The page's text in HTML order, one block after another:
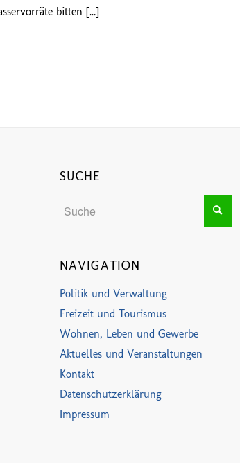
bitten […]
SUCHE
NAVIGATION
Politik und Verwaltung
Freizeit und Tourismus
Wohnen, Leben und Gewerbe
Aktuelles und Veranstaltungen
Kontakt
Datenschutzerklärung
Impressum